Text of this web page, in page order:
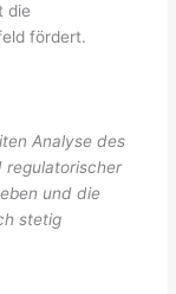
die
fördert.
Analyse des
regulatorischer
und die
stetig